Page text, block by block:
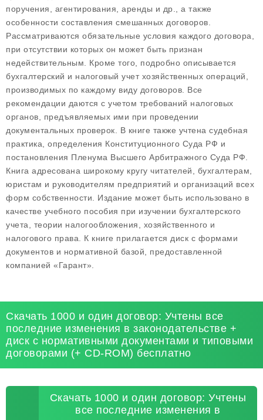
поручения, агентирования, аренды и др., а также
особенности составления смешанных договоров.
Рассматриваются обязательные условия каждого договора,
при отсутствии которых он может быть признан
недействительным. Кроме того, подробно описывается
бухгалтерский и налоговый учет хозяйственных операций,
производимых по каждому виду договоров. Все
рекомендации даются с учетом требований налоговых
органов, предъявляемых ими при проведении
документальных проверок. В книге также учтена судебная
практика, определения Конституционного Суда РФ и
постановления Пленума Высшего Арбитражного Суда РФ.
Книга адресована широкому кругу читателей, бухгалтерам,
юристам и руководителям предприятий и организаций всех
форм собственности. Издание может быть использовано в
качестве учебного пособия при изучении бухгалтерского
учета, теории налогообложения, хозяйственного и
налогового права. К книге прилагается диск с формами
документов и нормативной базой, предоставленной
компанией «Гарант».
Скачать 1000 и один договор: Учтены все
последние изменения в законодательстве +
диск с нормативными документами и типовыми
договорами (+ CD-ROM) бесплатно
Скачать 1000 и один договор: Учтены
все последние изменения в